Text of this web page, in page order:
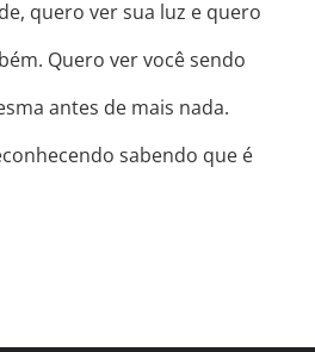
quero ver sua luz e quero
Quero ver você sendo
antes de mais nada.
sabendo que é